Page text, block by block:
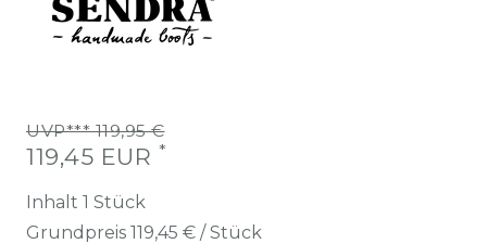
UVP*** 119,95 €
119,45 EUR *
Inhalt 1 Stück
Grundpreis 119,45 € / Stück